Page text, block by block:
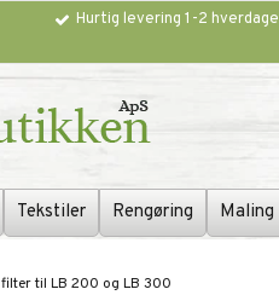
Hurtig levering 1-2 hverdage
Tekstiler Rengøring Maling
til LB 200 og LB 300